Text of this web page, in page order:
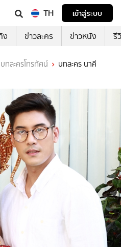
TH
เข้าสู่ระบบ
ง ข่าวละคร ข่าวหนัง รี
บทละครโทรทัศน์ บทละคร นาคี